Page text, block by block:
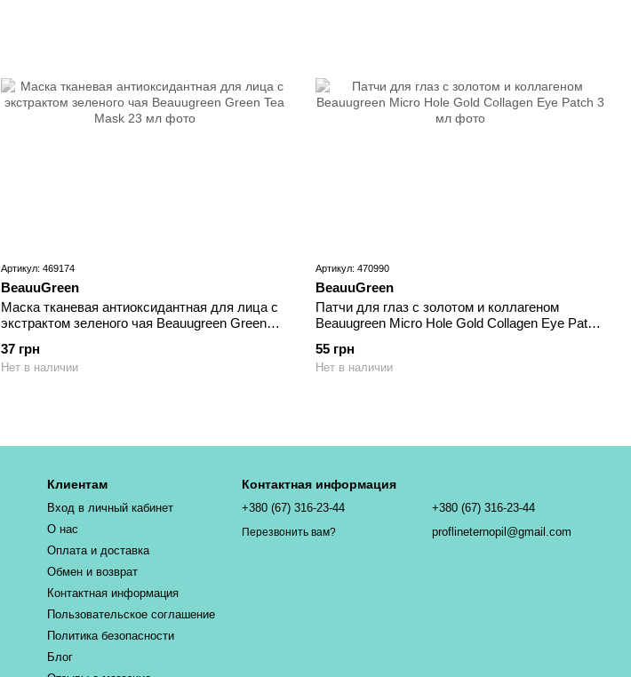
Артикул: 469174
BeauuGreen
Маска тканевая антиоксидантная для лица с
экстрактом зеленого чая Beauugreen Green
37 грн
Нет в наличии
Артикул: 470990
BeauuGreen
Патчи для глаз с золотом и коллагеном
Beauugreen Micro Hole Gold Collagen Eye Patch
55 грн
Нет в наличии
Клиентам
Вход в личный кабинет
О нас
Оплата и доставка
Обмен и возврат
Контактная информация
Пользовательское соглашение
Политика безопасности
Блог
Контактная информация
+380 (67) 316-23-44
Перезвонить вам?
+380 (67) 316-23-44
proflineternopil@gmail.com